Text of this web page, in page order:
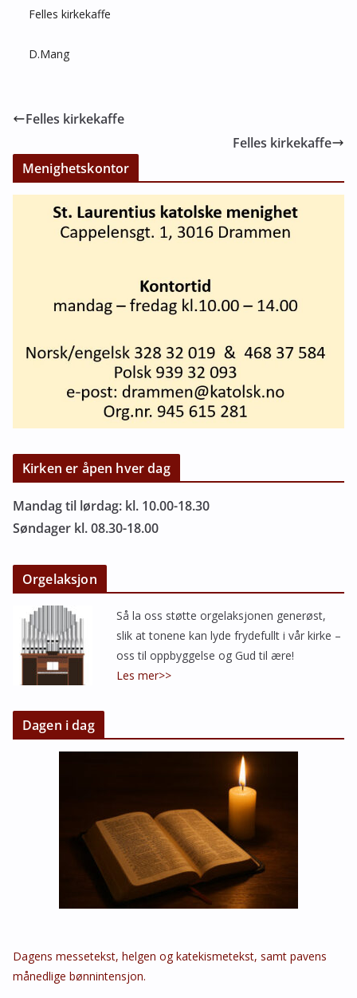
Felles kirkekaffe
D.Mang
Felles kirkekaffe
Felles kirkekaffe
Menighetskontor
Kirken er åpen hver dag
Mandag til lørdag: kl. 10.00-18.30
Søndager kl. 08.30-18.00
Orgelaksjon
Så la oss støtte orgelaksjonen generøst,
slik at tonene kan lyde frydefullt i vår kirke –
oss til oppbyggelse og Gud til ære!
Les mer>>
Dagen i dag
Dagens messetekst, helgen og katekismetekst, samt pavens
månedlige bønnintensjon.